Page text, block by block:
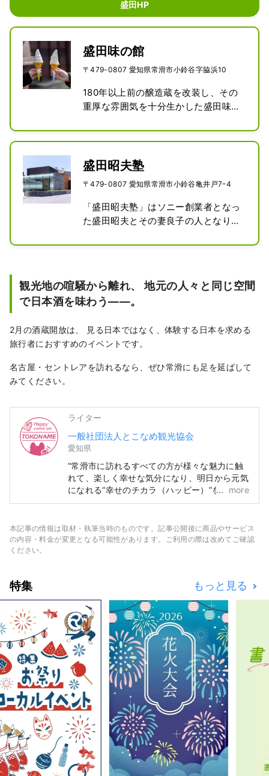
盛田HP
盛田味の館
〒479-0807 愛知県常滑市小鈴谷字脇浜10
180年以上前の醸造蔵を改装し、その
重厚な雰囲気を十分生かした盛田味の
スをビデオで紹介しています。
の館オリジナル商品の販売や、名物み
そ煮込みうどんをはじめとする豆みそ
の旨味を活かした料理のご提供もあり
ます。
なお、館内に15代当主、盛田昭夫の常
ぜひ、盛田の豊かで深い味の生きた食
盛田昭夫塾
〒479-0807 愛知県常滑市小鈴谷亀井戸7ｰ4
「盛田昭夫塾」はソニー創業者となっ
た盛田昭夫とその妻良子の人となりを
人との揺るぎない「縁」を何よりも大
世界に新しいビジネスと文化をもたら
せました。
の「おもてなしの心」です。
この「盛田昭夫塾」では二人が残した
功績を伝えます。
観光地の喧騒から離れ、 地元の人々と同じ空間
で日本酒を味わう――。
2月の酒蔵開放は、 見る日本ではなく、体験する日本を求める
旅行者におすすめのイベントです。
名古屋・セントレアを訪れるなら、ぜひ常滑にも足を延ばして
みてください。
ライター
一般社団法人とこなめ観光協会
愛知県
“常滑市に訪れるすべての方が様々な魅力に触
れて、楽しく幸せな気分になり、明日から元気
になれる“幸せのチカラ（ハッピー）”を持って
帰ってほしい“という想いが込めた「Happy
ナメ）」をキーワードに観光PRを行っていま
す。
more
本記事の情報は取材・執筆当時のものです。記事公開後に商品やサービス
の内容・料金が変更となる可能性があります。ご利用の際は改めてご確認
ください。
特集 もっと見る